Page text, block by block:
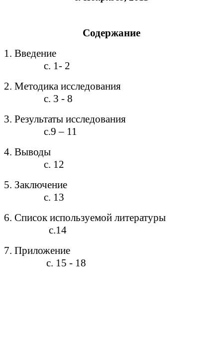
Содержание
1. Введение
с. 1- 2
2. Методика исследования
с. 3 - 8
3. Результаты исследования
с.9 – 11
4. Выводы
с. 12
5. Заключение
с. 13
6. Список используемой литературы
с.14
7. Приложение
с. 15 - 18